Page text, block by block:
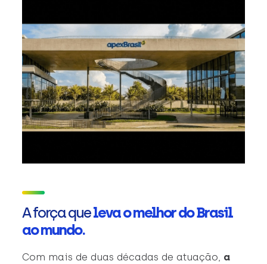
A força queleva o melhor do Brasil
ao mundo.
Com mais de duas décadas de atuação, a